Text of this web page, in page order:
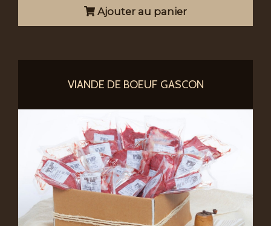
Ajouter au panier
VIANDE DE BOEUF GASCON